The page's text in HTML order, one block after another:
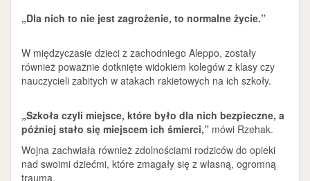
„Dla nich to nie jest zagrożenie, to normalne życie.”
W międzyczasie dzieci z zachodniego Aleppo, zostały
również poważnie dotknięte widokiem kolegów z klasy czy
nauczycieli zabitych w atakach rakietowych na ich szkoły.
„Szkoła czyli miejsce, które było dla nich bezpieczne, a
później stało się miejscem ich śmierci,” mówi Rzehak.
Wojna zachwiała również zdolnościami rodziców do opieki
nad swoimi dziećmi, które zmagały się z własną, ogromną
traumą.